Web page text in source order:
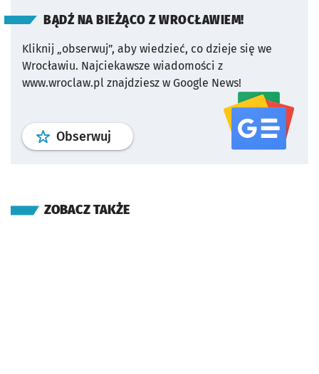
BĄDŹ NA BIEŻĄCO Z WROCŁAWIEM!
Kliknij „obserwuj”, aby wiedzieć, co dzieje się we
Wrocławiu. Najciekawsze wiadomości z
www.wroclaw.pl znajdziesz w Google News!
Obserwuj profil serwisu
ZOBACZ TAKŻE